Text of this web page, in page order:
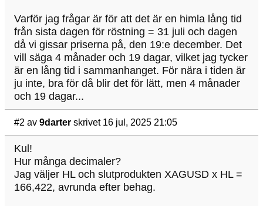
Varför jag frågar är för att det är en himla lång tid
från sista dagen för röstning = 31 juli och dagen
då vi gissar priserna på, den 19:e december. Det
vill säga 4 månader och 19 dagar, vilket jag tycker
är en lång tid i sammanhanget. För nära i tiden är
ju inte, bra för då blir det för lätt, men 4 månader
och 19 dagar...
#2 av 9darter skrivet 16 jul, 2025 21:05
Kul!
Hur många decimaler?
Jag väljer HL och slutprodukten XAGUSD x HL =
166,422, avrunda efter behag.